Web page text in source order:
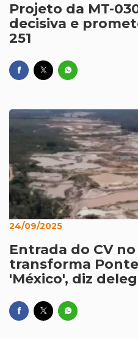
Projeto da MT-
decisiva e
251
24/09/2025
Entrada do CV
transforma
'México', diz